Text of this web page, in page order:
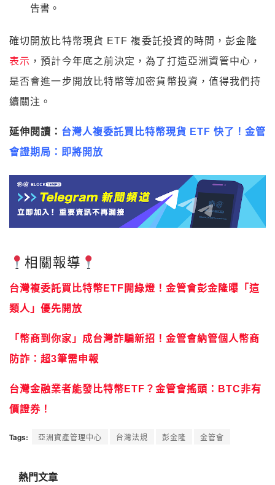
告書。
確切開放比特幣現貨 ETF 複委託投資的時間，彭金隆
表示 ，預計今年底之前決定，為了打造亞洲資管中心，
是否會進一步開放比特幣等加密貨幣投資，值得我們持
續關注。
延伸閱讀： 台灣人複委託買比特幣現貨 ETF 快了！金管
會證期局：即將開放
相關報導
台灣複委託買比特幣ETF開綠燈！金管會彭金隆曝「這
類人」優先開放
「幣商到你家」成台灣詐騙新招！金管會納管個人幣商
防詐：超3筆需申報
台灣金融業者能發比特幣ETF？金管會搖頭：BTC非有
價證券！
Tags: 亞洲資產管理中心 台灣法規 彭金隆 金管會
熱門文章